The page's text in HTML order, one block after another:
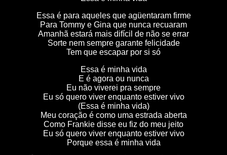
Essa é para aqueles que agüentaram firme
Para Tommy e Gina que nunca recuaram
Amanhã estará mais difícil de não se errar
Sorte nem sempre garante felicidade
Tem que escapar por si só
Essa é minha vida
E é agora ou nunca
Eu não viverei pra sempre
Eu só quero viver enquanto estiver vivo
(Essa é minha vida)
Meu coração é como uma estrada aberta
Como Frankie disse eu fiz do meu jeito
Eu só quero viver enquanto estiver vivo
Porque essa é minha vida